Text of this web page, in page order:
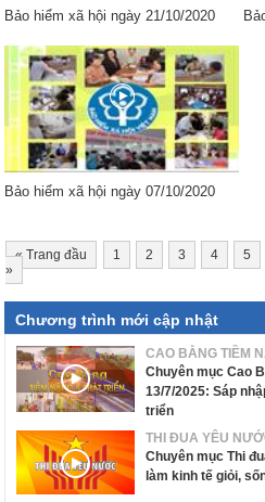
Bảo hiểm xã hội ngày 21/10/2020
Bảo hiểm xã hội ngày 07/10/2020
«Trang đầu 1 2 3 4 5
»
Chương trình mới cập nhật
CAO BẰNG TIỀM
Chuyên mục Cao
13/7/2025: Sáp
triển
THI ĐUA YÊU
Chuyên mục Thi
làm kinh tế giỏi,